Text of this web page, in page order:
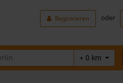
Registrieren oder
+ 0 km